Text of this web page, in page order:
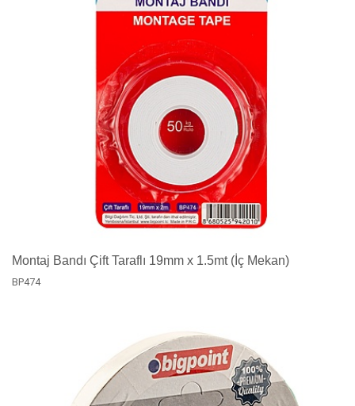
Montaj Bandı Çift Taraflı 19mm x 1.5mt (İç Mekan)
BP474